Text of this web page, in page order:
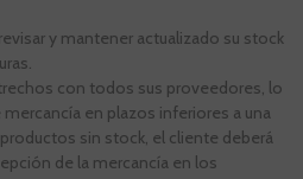
y mantener actualizado su stock
con todos sus proveedores, lo
en plazos inferiores a una
sin stock, el cliente deberá
de la mercancía en los